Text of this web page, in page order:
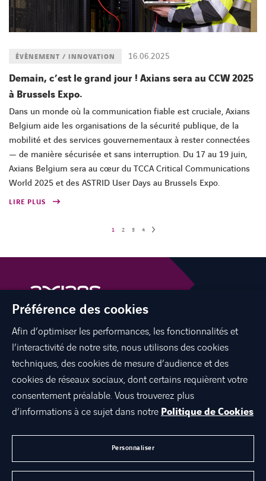
16.06.2025
ÉVÈNEMENT / INNOVATION
Demain, c’est le grand jour ! Axians sera au CCW 2025
à Brussels Expo.
Dans un monde où la communication fiable est cruciale, Axians
Belgium aide les organisations de la sécurité publique, de la
mobilité et des services gouvernementaux à rester connectées
— de manière sécurisée et sans interruption. Du 17 au 19 juin,
Axians Belgium sera au cœur du TCCA Critical Communications
World 2025 et des ASTRID User Days au Brussels Expo.
LIRE PLUS
1 2 3 4
facebook
twitter linkedin youtube
À PROPOS DE NOUS
TRAVAILLER CHEZ NOUS
Préférence des cookies
Afin d’optimiser les performances, les fonctionnalités et
l’interactivité de notre site, nous utilisons des cookies
techniques, des cookies de mesure d’audience et des
cookies de réseaux sociaux, dont certains requièrent votre
consentement préalable. Vous trouverez plus
d’informations à ce sujet dans notre Politique de Cookies
Personnaliser